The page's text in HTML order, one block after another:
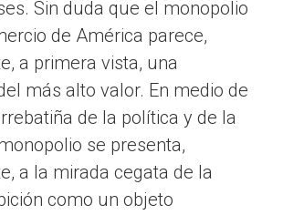
Sin duda que el monopolio
de América parece,
a primera vista, una
más alto valor. En medio de
de la política y de la
se presenta,
a la mirada cegata de la
como un objeto